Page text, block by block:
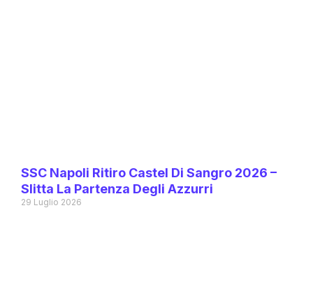
SSC Napoli Ritiro Castel Di Sangro 2026 –
Slitta La Partenza Degli Azzurri
29 Luglio 2026